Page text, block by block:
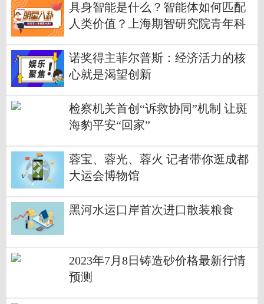
具身智能是什么？智能体如何匹配
人类价值？上海期智研究院青年科
诺奖得主菲尔普斯：经济活力的核
心就是渴望创新
检察机关首创“诉救协同”机制 让斑
海豹平安“回家”
蓉宝、蓉光、蓉火 记者带你逛成都
大运会博物馆
黑河水运口岸首次进口散装粮食
2023年7月8日铸造砂价格最新行情
预测